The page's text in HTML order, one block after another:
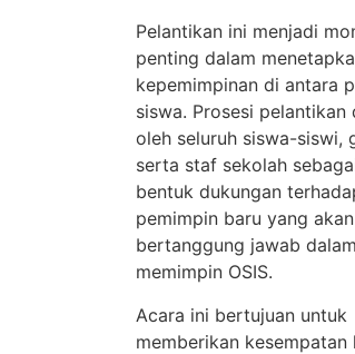
Pelantikan ini menjadi
penting dalam
kepemimpinan di antara
siswa. Prosesi pelantikan
oleh seluruh siswa-siswi,
serta staf sekolah
bentuk dukungan
pemimpin baru yang akan
bertanggung jawab dalam
memimpin OSIS.
Acara ini bertujuan untuk
memberikan kesempatan